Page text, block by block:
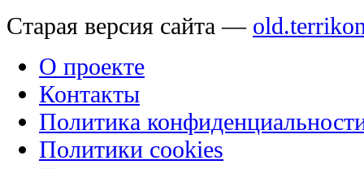
Старая версия сайта —
О проекте
Контакты
Политика
Политики cookies